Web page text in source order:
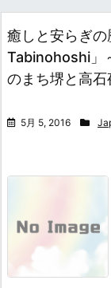
癒しと安らぎ
Tabinohoshi」
のまち堺と高石
5月 5, 2016